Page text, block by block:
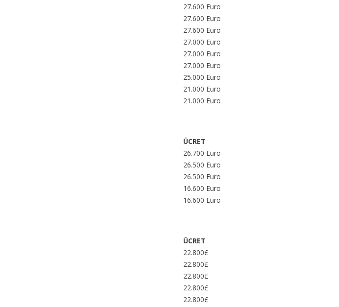
27.600 Euro
27.600 Euro
27.600 Euro
27.000 Euro
27.000 Euro
27.000 Euro
25.000 Euro
21.000 Euro
21.000 Euro
ÜCRET
26.700 Euro
26.500 Euro
26.500 Euro
16.600 Euro
16.600 Euro
ÜCRET
22.800£
22.800£
22.800£
22.800£
22.800£